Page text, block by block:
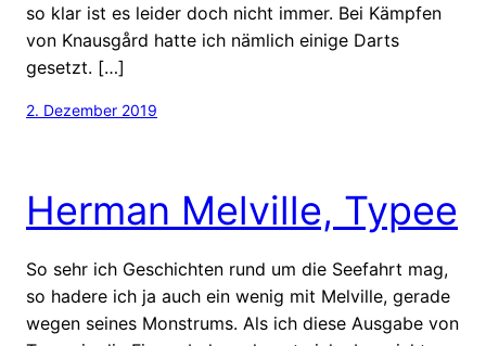
so klar ist es leider doch nicht immer. Bei Kämpfen
von Knausgård hatte ich nämlich einige Darts
gesetzt. […]
2. Dezember 2019
Herman Melville, Typee
So sehr ich Geschichten rund um die Seefahrt mag,
so hadere ich ja auch ein wenig mit Melville, gerade
wegen seines Monstrums. Als ich diese Ausgabe von